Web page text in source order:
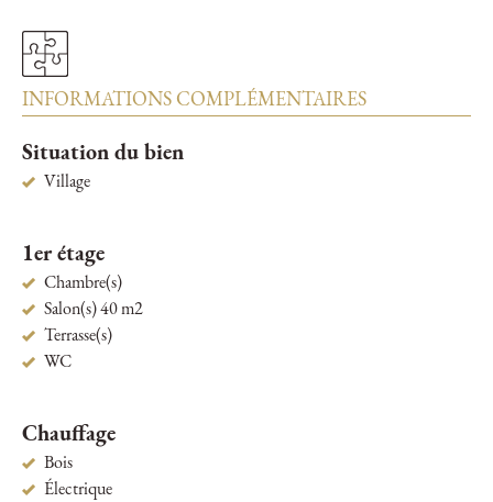
INFORMATIONS COMPLÉMENTAIRES
Situation du bien
Village
1er étage
Chambre(s)
Salon(s) 40 m2
Terrasse(s)
WC
Chauffage
Bois
Électrique